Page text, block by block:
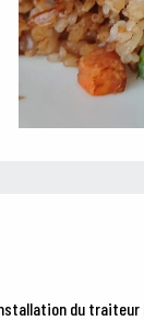
du traiteur